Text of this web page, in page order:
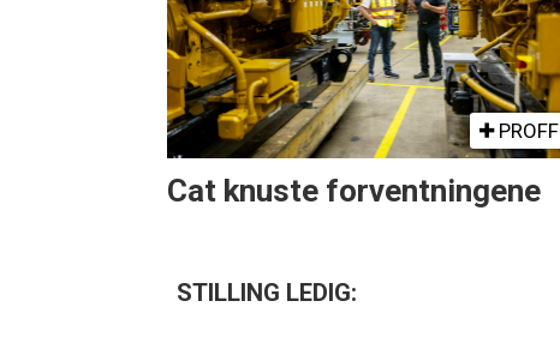
PROFF
Cat knuste forventningene
STILLING LEDIG: